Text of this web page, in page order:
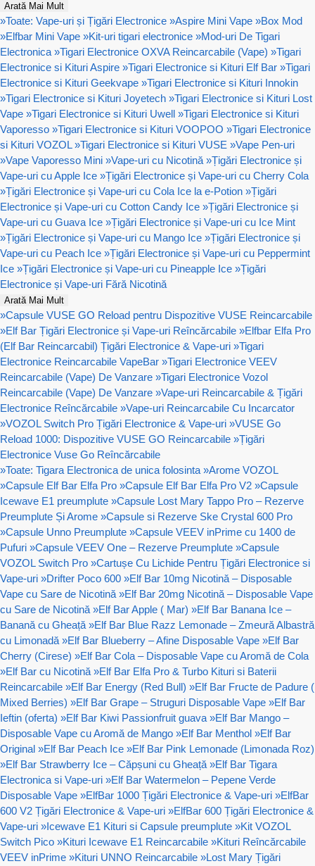
Arată Mai Mult
»Toate: Vape-uri și Țigări Electronice »Aspire Mini Vape »Box Mod
»Elfbar Mini Vape »Kit-uri tigari electronice »Mod-uri De Tigari
Electronica »Tigari Electronice OXVA Reincarcabile (Vape) »Tigari
Electronice si Kituri Aspire »Tigari Electronice si Kituri Elf Bar »Tigari
Electronice si Kituri Geekvape »Tigari Electronice si Kituri Innokin
»Tigari Electronice si Kituri Joyetech »Tigari Electronice si Kituri Lost
Vape »Tigari Electronice si Kituri Uwell »Tigari Electronice si Kituri
Vaporesso »Tigari Electronice si Kituri VOOPOO »Tigari Electronice
si Kituri VOZOL »Tigari Electronice si Kituri VUSE »Vape Pen-uri
»Vape Vaporesso Mini »Vape-uri cu Nicotină »Țigări Electronice și
Vape-uri cu Apple Ice »Țigări Electronice și Vape-uri cu Cherry Cola
»Țigări Electronice și Vape-uri cu Cola Ice la e-Potion »Țigări
Electronice și Vape-uri cu Cotton Candy Ice »Țigări Electronice și
Vape-uri cu Guava Ice »Țigări Electronice și Vape-uri cu Ice Mint
»Țigări Electronice și Vape-uri cu Mango Ice »Țigări Electronice și
Vape-uri cu Peach Ice »Țigări Electronice și Vape-uri cu Peppermint
Ice »Țigări Electronice și Vape-uri cu Pineapple Ice »Țigări
Electronice și Vape-uri Fără Nicotină
Arată Mai Mult
»Capsule VUSE GO Reload pentru Dispozitive VUSE Reincarcabile
»Elf Bar Țigări Electronice și Vape-uri Reîncărcabile »Elfbar Elfa Pro
(Elf Bar Reincarcabil) Țigări Electronice & Vape-uri »Tigari
Electronice Reincarcabile VapeBar »Tigari Electronice VEEV
Reincarcabile (Vape) De Vanzare »Tigari Electronice Vozol
Reincarcabile (Vape) De Vanzare »Vape-uri Reincarcabile & Țigări
Electronice Reîncărcabile »Vape-uri Reincarcabile Cu Incarcator
»VOZOL Switch Pro Țigări Electronice & Vape-uri »VUSE Go
Reload 1000: Dispozitive VUSE GO Reincarcabile »Țigări
Electronice Vuse Go Reîncărcabile
»Toate: Tigara Electronica de unica folosinta »Arome VOZOL
»Capsule Elf Bar Elfa Pro »Capsule Elf Bar Elfa Pro V2 »Capsule
Icewave E1 preumplute »Capsule Lost Mary Tappo Pro – Rezerve
Preumplute Și Arome »Capsule si Rezerve Ske Crystal 600 Pro
»Capsule Unno Preumplute »Capsule VEEV inPrime cu 1400 de
Pufuri »Capsule VEEV One – Rezerve Preumplute »Capsule
VOZOL Switch Pro »Cartușe Cu Lichide Pentru Țigări Electronice si
Vape-uri »Drifter Poco 600 »Elf Bar 10mg Nicotină – Disposable
Vape cu Sare de Nicotină »Elf Bar 20mg Nicotină – Disposable Vape
cu Sare de Nicotină »Elf Bar Apple ( Mar) »Elf Bar Banana Ice –
Banană cu Gheață »Elf Bar Blue Razz Lemonade – Zmeură Albastră
cu Limonadă »Elf Bar Blueberry – Afine Disposable Vape »Elf Bar
Cherry (Cirese) »Elf Bar Cola – Disposable Vape cu Aromă de Cola
»Elf Bar cu Nicotină »Elf Bar Elfa Pro & Turbo Kituri si Baterii
Reincarcabile »Elf Bar Energy (Red Bull) »Elf Bar Fructe de Padure (
Mixed Berries) »Elf Bar Grape – Struguri Disposable Vape »Elf Bar
Ieftin (oferta) »Elf Bar Kiwi Passionfruit guava »Elf Bar Mango –
Disposable Vape cu Aromă de Mango »Elf Bar Menthol »Elf Bar
Original »Elf Bar Peach Ice »Elf Bar Pink Lemonade (Limonada Roz)
»Elf Bar Strawberry Ice – Căpșuni cu Gheață »Elf Bar Tigara
Electronica si Vape-uri »Elf Bar Watermelon – Pepene Verde
Disposable Vape »ElfBar 1000 Țigări Electronice & Vape-uri »ElfBar
600 V2 Țigări Electronice & Vape-uri »ElfBar 600 Țigări Electronice &
Vape-uri »Icewave E1 Kituri si Capsule preumplute »Kit VOZOL
Switch Pico »Kituri Icewave E1 Reincarcabile »Kituri Reîncărcabile
VEEV inPrime »Kituri UNNO Reincarcabile »Lost Mary Țigări